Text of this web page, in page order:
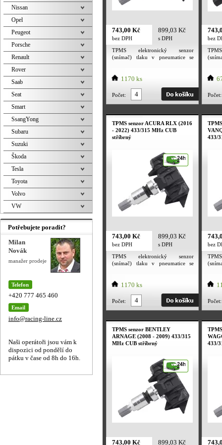
743,00 Kč
bez DPH
899,03 Kč
s DPH
TPMS elektronický senzor
(snímač) tlaku v pneumatice se
Nm. Utahovací moment šroubku 2
alu kola i plechové disky.
Frekvence senzoru dle evropské
normy 433 MHz. Tpms senzor
výrobcem 7 let. Párování senzoru
s vozem probíhá nezávisle na
senzorech, je to dané výrobcem a
1170 ks
Počet:
bez
Nm.
alu
s
Počet:
TPMS senzor ACURA RLX (2016
- 2022) 433/315 MHz CUB
stříbrný
743,00 Kč
bez DPH
899,03 Kč
s DPH
TPMS elektronický senzor
(snímač) tlaku v pneumatice se
Nm. Utahovací moment šroubku 2
alu kola i plechové disky.
Frekvence senzoru dle evropské
normy 315MHZ. Tpms senzor
výrobcem 7 let. Párování senzoru
s vozem probíhá nezávisle na
senzorech, je to dané výrobcem a
1170 ks
Počet:
433/
bez
Nm.
alu
s
Počet:
TPMS senzor BENTLEY
ARNAGE (2008 - 2009) 433/315
MHz CUB stříbrný
743,00 Kč 899,03 Kč
433/
Nissan
Opel
Peugeot
Porsche
Renault
Rover
Saab
Seat
Smart
SsangYong
Subaru
Suzuki
Škoda
Tesla
Toyota
Volvo
VW
Potřebujete poradit?
Milan
Novák
manažer prodeje
Telefon
+420 777 465 460
Email
info@racing-line.cz
Naši operátoři jsou vám k
dispozici od pondělí do
pátku v čase od 8h do 16h.